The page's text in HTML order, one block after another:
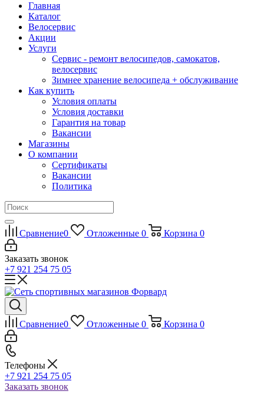
Главная
Каталог
Велосервис
Акции
Услуги
Сервис - ремонт велосипедов, самокатов,
велосервис
Зимнее хранение велосипеда + обслуживание
Как купить
Условия оплаты
Условия доставки
Гарантия на товар
Вакансии
Магазины
О компании
Сертификаты
Вакансии
Политика
Сравнение0 Отложенные 0 Корзина 0
Заказать звонок
+7 921 254 75 05
Сравнение0 Отложенные 0 Корзина 0
Телефоны
+7 921 254 75 05
Заказать звонок